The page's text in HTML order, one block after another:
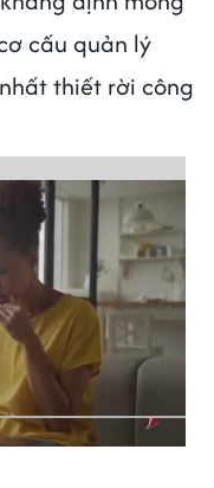
cấu quản lý
thiết rời công